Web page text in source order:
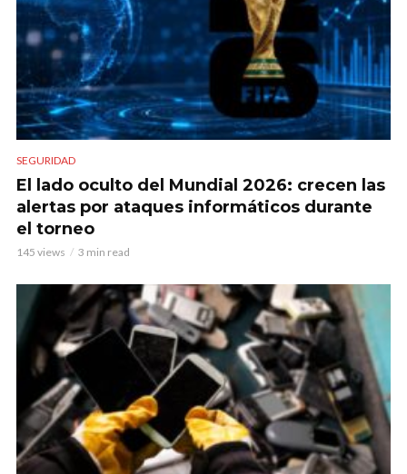
SEGURIDAD
El lado oculto del Mundial 2026: crecen las
alertas por ataques informáticos durante
el torneo
145 views 3 min read